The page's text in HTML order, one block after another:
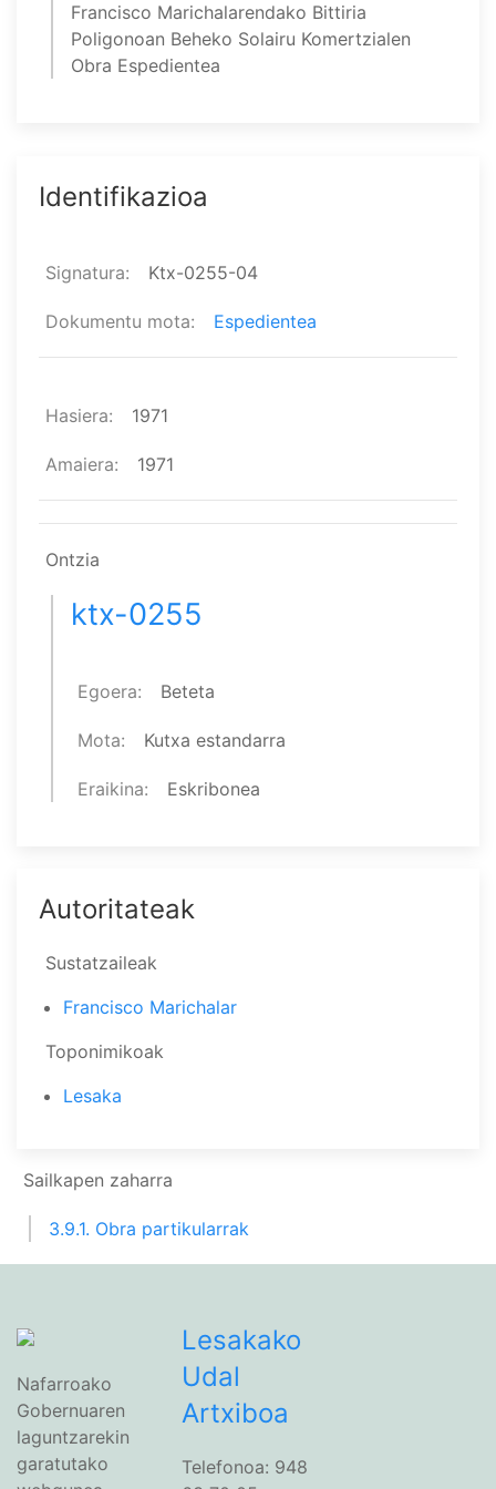
Francisco Marichalarendako Bittiria
Poligonoan Beheko Solairu Komertzialen
Obra Espedientea
Identifikazioa
Signatura Ktx-0255-04
Dokumentu mota Espedientea
Hasiera 1971
Amaiera 1971
Ontzia
ktx-0255
Egoera Beteta
Mota Kutxa estandarra
Eraikina Eskribonea
Autoritateak
Sustatzaileak
Francisco Marichalar
Toponimikoak
Lesaka
Sailkapen zaharra
3.9.1. Obra partikularrak
Nafarroako
Gobernuaren
laguntzarekin
garatutako
Lesakako
Udal
Artxiboa
Telefonoa: 948